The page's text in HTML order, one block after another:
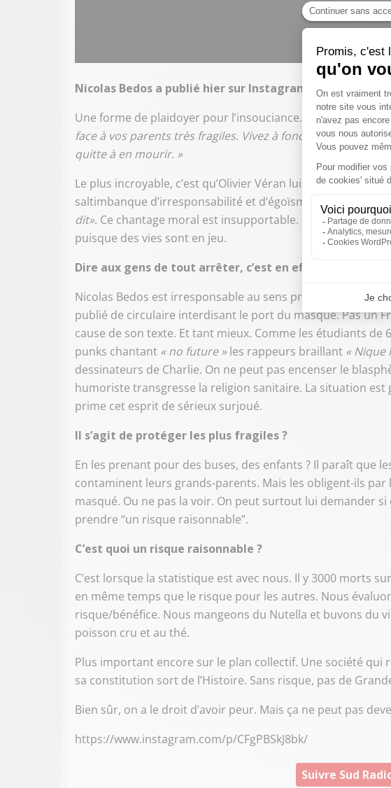
Nicolas Bedos a publié hier sur Instagram un texte qui
Une forme de plaidoyer pour l’insouciance.
Arrêtez tout.
face à vos parents très fragiles. Vivez à fond, tombez
quitte à en mourir. »
Le plus incroyable, c’est qu’Olivier Véran lui réponde.
saltimbanque d’irresponsabilité et d’égoïsme.
« Dans cette
dit». Ce chantage moral est insupportable. Il est interdit de
puisque des vies sont en jeu.
Dire aux gens de tout arrêter, c’est en effet
Nicolas Bedos est irresponsable au sens premier du terme,
publié de circulaire interdisant le port du masque. Pas un
cause de son texte. Et tant mieux. Comme les étudiants de
punks chantant « no future »les rappeurs braillant « Nique
dessinateurs de Charlie. On ne peut pas encenser le
humoriste transgresse la religion sanitaire. La situation est
prime cet esprit de sérieux surjoué.
Il s’agit de protéger les plus fragiles ?
En les prenant pour des buses, des enfants ? Il paraît que
contaminent leurs grands-parents. Mais les obligent-ils
masqué. Ou ne pas la voir. On peut surtout lui demander
prendre “un risque raisonnable”.
C’est quoi un risque raisonnable ?
C’est lorsque la statistique est avec nous. Il y 3000 morts
en même temps que le risque pour les autres. Nous
risque/bénéfice. Nous mangeons du Nutella et buvons du
poisson cru et au thé.
Plus important encore sur le plan collectif. Une société qui
sa constitution sort de l’Histoire. Sans risque, pas de
Bien sûr, on a le droit d’avoir peur. Mais ça ne peut pas
https://www.instagram.com/p/CFgPBSkJ8bk/
Suivre Sud